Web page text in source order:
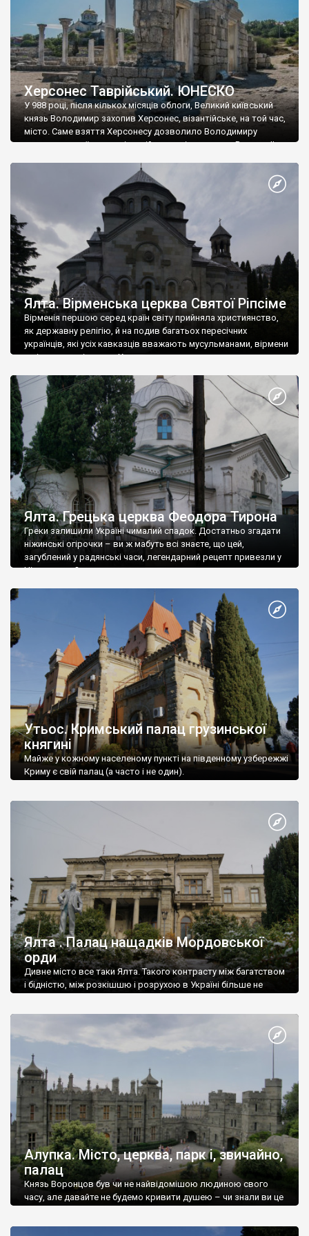
Херсонес Таврійський. ЮНЕСКО
У 988 році, після кількох місяців облоги, Великий київський
князь Володимир захопив Херсонес, візантійське, на той час,
місто. Саме взяття Херсонесу дозволило Володимиру
диктувати свої умови візантійському імператору Василю ІІ, та
Херсонесі Володимир-язичник, став Василем-християнином.
А потім було Хрещення Русі. На честь Херсонесу Таврійського
Ялта. Вірменська церква Святої Ріпсіме
Вірменія першою серед країн світу прийняла християнство,
як державну релігію, й на подив багатьох пересічних
українців, які усіх кавказців вважають мусульманами, вірмени
є відданими вірянами Христа
Ялта. Грецька церква Феодора Тирона
Греки залишили Україні чималий спадок. Достатньо згадати
ніжинські огірочки – ви ж мабуть всі знаєте, що цей,
загублений у радянські часи, легендарний рецепт привезли у
Ніжин греки?
Утьос. Кримський палац грузинської
княгині
Майже у кожному населеному пункті на південному узбережжі
Криму є свій палац (а часто і не один).
Ялта . Палац нащадків Мордовської
орди
Дивне місто все таки Ялта. Такого контрасту між багатством
і бідністю, між розкішшю і розрухою в Україні більше не
Алупка. Місто, церква, парк і, звичайно,
палац
Князь Воронцов був чи не найвідомішою людиною свого
часу, але давайте не будемо кривити душею – чи знали ви це